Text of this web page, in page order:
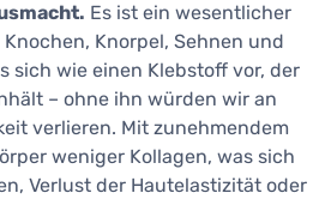
Es ist ein wesentlicher
Knorpel, Sehnen und
sich wie einen Klebstoff vor, der
– ohne ihn würden wir an
verlieren. Mit zunehmendem
weniger Kollagen, was sich
Verlust der Hautelastizität oder